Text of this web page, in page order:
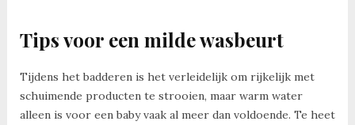
Tips voor een milde wasbeurt
Tijdens het badderen is het verleidelijk om rijkelijk met
schuimende producten te strooien, maar warm water
alleen is voor een baby vaak al meer dan voldoende. Te heet